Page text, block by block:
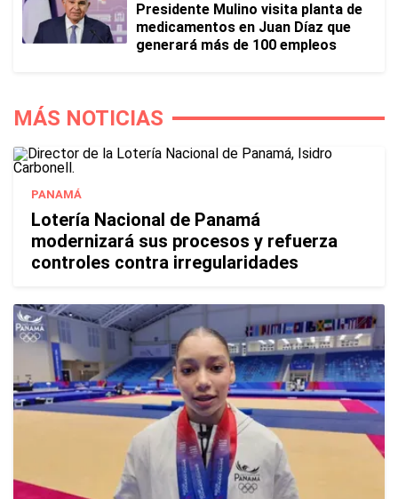
Presidente Mulino visita planta de
medicamentos en Juan Díaz que
generará más de 100 empleos
MÁS NOTICIAS
PANAMÁ
Lotería Nacional de Panamá
modernizará sus procesos y refuerza
controles contra irregularidades